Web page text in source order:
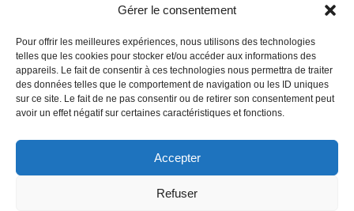
Gérer le consentement
Pour offrir les meilleures expériences, nous utilisons des technologies
telles que les cookies pour stocker et/ou accéder aux informations des
appareils. Le fait de consentir à ces technologies nous permettra de traiter
des données telles que le comportement de navigation ou les ID uniques
sur ce site. Le fait de ne pas consentir ou de retirer son consentement peut
avoir un effet négatif sur certaines caractéristiques et fonctions.
Accepter
Refuser
Charte pour la protection des données personnelles
© ALL RIGHTS RESERVED. URBAN COMICS POUR LES